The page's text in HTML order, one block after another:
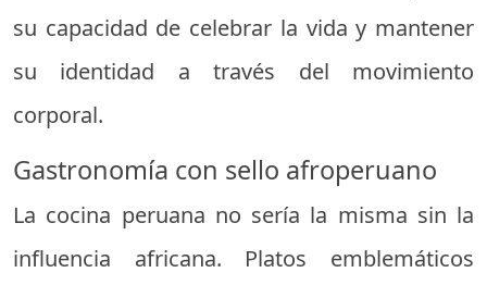
su capacidad de celebrar la vida y mantener
su identidad a través del movimiento
corporal.
Gastronomía con sello afroperuano
La cocina peruana no sería la misma sin la
influencia africana. Platos emblemáticos